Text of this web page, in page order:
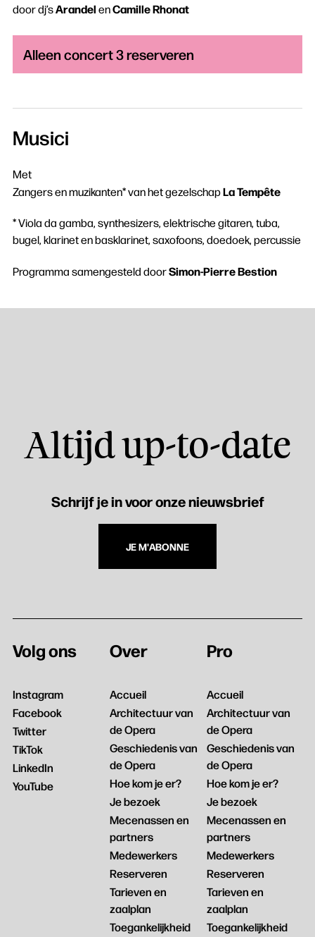
door dj’sArandelenCamille Rhonat
Alleen concert 3 reserveren
Musici
Met
Zangers en muzikanten* van het gezelschapLa Tempête
* Viola da gamba, synthesizers, elektrische gitaren, tuba,
bugel, klarinet en basklarinet, saxofoons, doedoek, percussie
Programma samengesteld doorSimon-Pierre Bestion
Altijd up-to-date
Schrijf je in voor onze nieuwsbrief
JE M'ABONNE
Volg ons
Instagram
Facebook
Twitter
TikTok
LinkedIn
YouTube
Over
Accueil
Architectuur van
de Opera
Geschiedenis van
de Opera
Hoe kom je er?
Je bezoek
Mecenassen en
partners
Medewerkers
Reserveren
Tarieven en
zaalplan
Toegankelijkheid
Pro
Accueil
Architectuur van
de Opera
Geschiedenis van
de Opera
Hoe kom je er?
Je bezoek
Mecenassen en
partners
Medewerkers
Reserveren
Tarieven en
zaalplan
Toegankelijkheid